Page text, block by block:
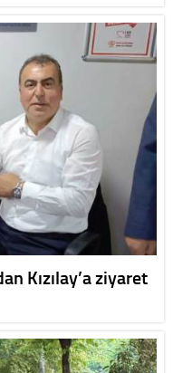
Kızılay’a ziyaret